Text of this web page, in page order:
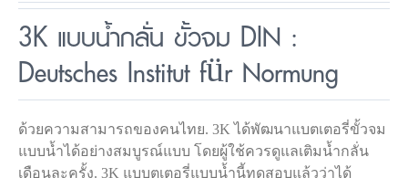
3K แบบน้ำกลั่น ขั้วจม DIN :
Deutsches Institut für Normung
ด้วยความสามารถของคนไทย. 3K ได้พัฒนาแบตเตอรี่ขั้วจม
แบบน้ำได้อย่างสมบูรณ์แบบ โดยผู้ใช้ควรดูแลเติมน้ำกลั่น
เดือนละครั้ง. 3K แบบตเตอรี่แบบน้ำนี้ทดสอบแล้วว่าได้